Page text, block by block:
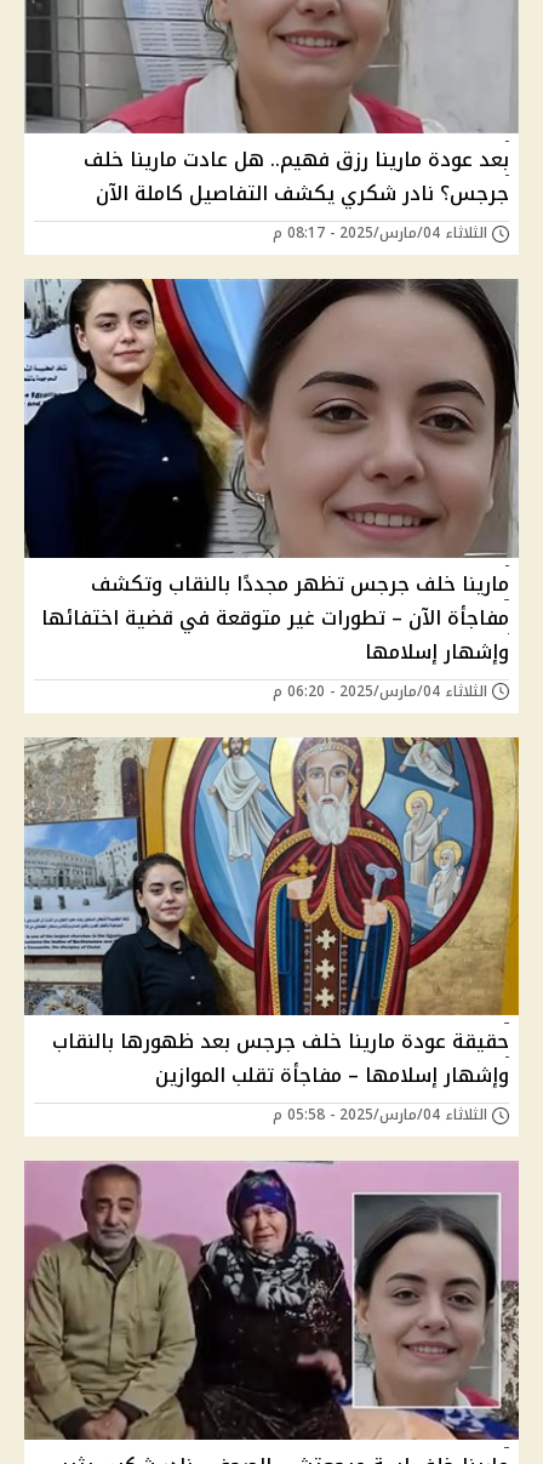
بعد عودة مارينا رزق فهيم.. هل عادت مارينا خلف
جرجس؟ نادر شكري يكشف التفاصيل كاملة الآن
الثلاثاء 04/مارس/2025 - 08:17 م
مارينا خلف جرجس تظهر مجددًا بالنقاب وتكشف
مفاجأة الآن – تطورات غير متوقعة في قضية اختفائها
وإشهار إسلامها
الثلاثاء 04/مارس/2025 - 06:20 م
حقيقة عودة مارينا خلف جرجس بعد ظهورها بالنقاب
وإشهار إسلامها – مفاجأة تقلب الموازين
الثلاثاء 04/مارس/2025 - 05:58 م